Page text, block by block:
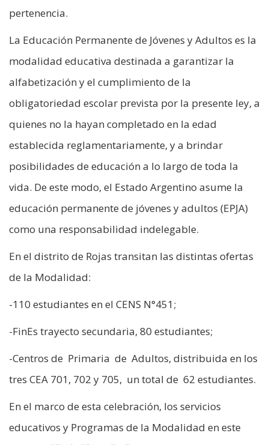
pertenencia.
La Educación Permanente de Jóvenes y Adultos es la
modalidad educativa destinada a garantizar la
alfabetización y el cumplimiento de la
obligatoriedad escolar prevista por la presente ley, a
quienes no la hayan completado en la edad
establecida reglamentariamente, y a brindar
posibilidades de educación a lo largo de toda la
vida. De este modo, el Estado Argentino asume la
educación permanente de jóvenes y adultos (EPJA)
como una responsabilidad indelegable.
En el distrito de Rojas transitan las distintas ofertas
de la Modalidad:
-110 estudiantes en el CENS N°451;
-FinEs trayecto secundaria, 80 estudiantes;
-Centros de Primaria de Adultos, distribuida en los
tres CEA 701, 702 y 705, un total de 62 estudiantes.
En el marco de esta celebración, los servicios
educativos y Programas de la Modalidad en este